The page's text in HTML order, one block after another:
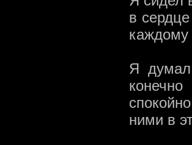
в
каждому
Я
ними в